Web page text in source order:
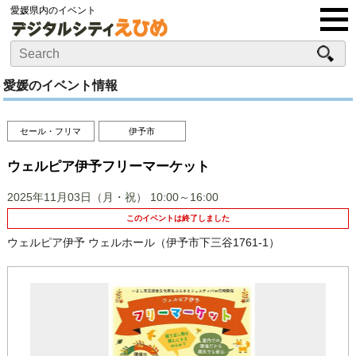
愛媛県内のイベント
愛媛のイベント情報
セール・フリマ 伊予市
ウェルピア伊予フリーマーケット
2025年11月03日（月・祝） 10:00～16:00
このイベントは終了しました
ウェルピア伊予 ウェルホール（伊予市下三谷1761-1）